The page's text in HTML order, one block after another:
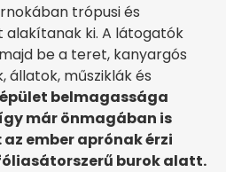
trópusi és
ki. A látogatók
be a teret, kanyargós
állatok, műsziklák és
belmagassága
már önmagában is
ember aprónak érzi
burok alatt.